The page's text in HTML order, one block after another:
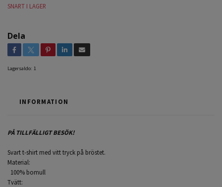
SNART I LAGER
Dela
Lagersaldo: 1
INFORMATION
PÅ TILLFÄLLIGT BESÖK!
Svart t-shirt med vitt tryck på bröstet.
Material:
100% bomull
Tvätt: